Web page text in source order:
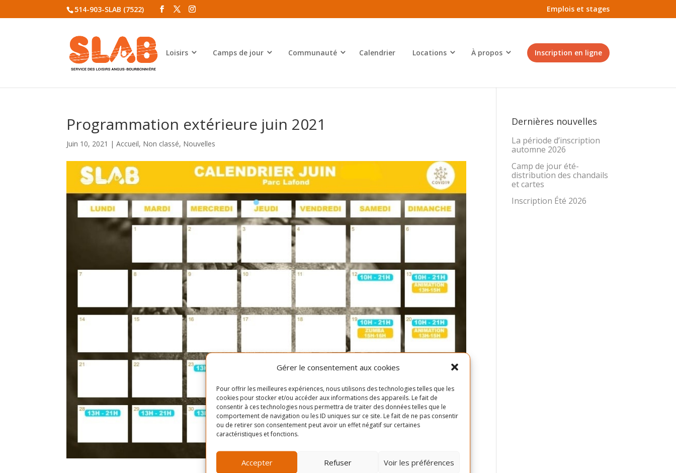
Gérer le consentement aux cookies
Pour offrir les meilleures expériences, nous utilisons des technologies telles que les
cookies pour stocker et/ou accéder aux informations des appareils. Le fait de
consentir à ces technologies nous permettra de traiter des données telles que le
comportement de navigation ou les ID uniques sur ce site. Le fait de ne pas consentir
ou de retirer son consentement peut avoir un effet négatif sur certaines
caractéristiques et fonctions.
Accepter Refuser Voir les préférences
514-903-SLAB (7522) Emplois et stages
Loisirs Camps de jour Communauté Calendrier Locations À propos Inscription en ligne
Programmation extérieure juin 2021
Juin 10, 2021 | Accueil, Non classé, Nouvelles
Dernières nouvelles
La période d’inscription
automne 2026
Camp de jour été-
distribution des chandails
et cartes
Inscription Été 2026